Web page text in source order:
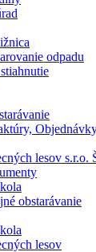
odpadu
lesov s.r.o.
obstarávanie
lesov